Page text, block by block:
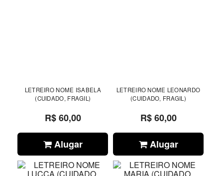
LETREIRO NOME ISABELA
(CUIDADO, FRAGIL)
R$ 60,00
Alugar
LETREIRO NOME LEONARDO
(CUIDADO, FRAGIL)
R$ 60,00
Alugar